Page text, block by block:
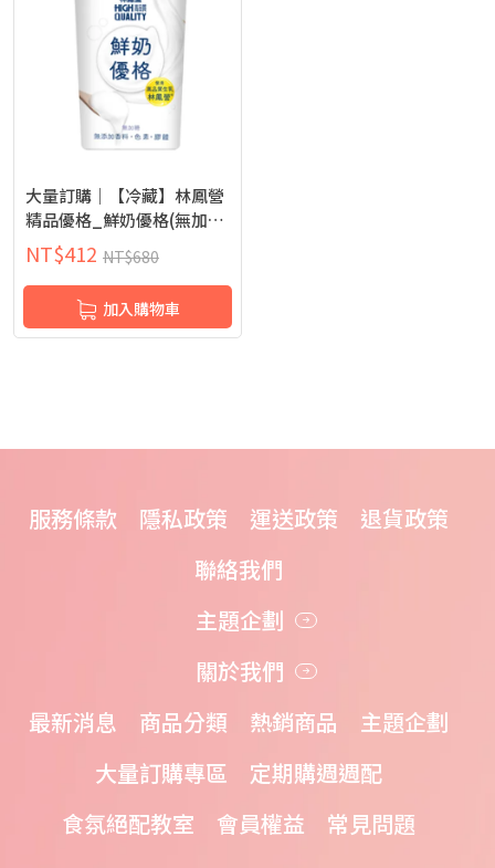
大量訂購｜【冷藏】林鳳營
精品優格_鮮奶優格(無加
糖)_400g
NT$412 NT$680
加入購物車
服務條款 隱私政策 運送政策
退貨政策
聯絡我們
主題企劃
關於我們
最新消息
商品分類 熱銷商品
主題企劃
大量訂購專區
定期購週週配
食氛絕配教室
會員權益 常見問題